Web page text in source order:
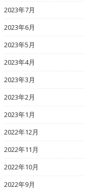
2023年7月
2023年6月
2023年5月
2023年4月
2023年3月
2023年2月
2023年1月
2022年12月
2022年11月
2022年10月
2022年9月